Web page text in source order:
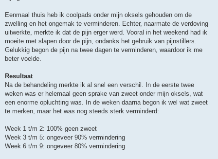
Eenmaal thuis heb ik coolpads onder mijn oksels gehouden om de
zwelling en het ongemak te verminderen. Echter, naarmate de verdoving
uitwerkte, merkte ik dat de pijn erger werd. Vooral in het weekend had ik
moeite met slapen door de pijn, ondanks het gebruik van pijnstillers.
Gelukkig begon de pijn na twee dagen te verminderen, waardoor ik me
beter voelde.
Resultaat
Na de behandeling merkte ik al snel een verschil. In de eerste twee
weken was er helemaal geen sprake van zweet onder mijn oksels, wat
een enorme opluchting was. In de weken daarna begon ik wel wat zweet
te merken, maar het was nog steeds sterk verminderd:
Week 1 t/m 2: 100% geen zweet
Week 3 t/m 5: ongeveer 90% vermindering
Week 6 t/m 9: ongeveer 80% vermindering